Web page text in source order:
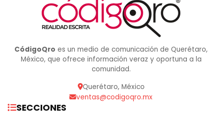
CódigoQro es un medio de comunicación de Querétaro,
México, que ofrece información veraz y oportuna a la
comunidad.
Querétaro, México
ventas@codigoqro.mx
SECCIONES